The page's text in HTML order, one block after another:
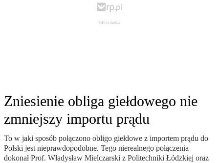
Zniesienie obliga giełdowego nie
zmniejszy importu prądu
To w jaki sposób połączono obligo giełdowe z importem prądu do
Polski jest nieprawdopodobne. Tego nierealnego połączenia
dokonał Prof. Władysław Mielczarski z Politechniki Łódzkiej oraz